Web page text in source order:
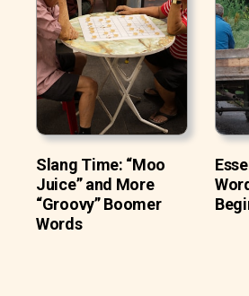
Slang Time: “Moo
Juice” and More
“Groovy” Boomer
Words